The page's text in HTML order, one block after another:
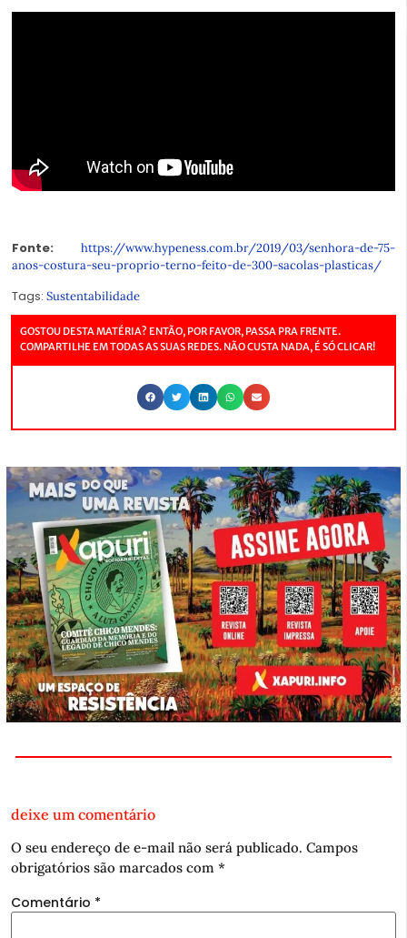
Fonte: https://www.hypeness.com.br/2019/03/senhora-de-75-
anos-costura-seu-proprio-terno-feito-de-300-sacolas-plasticas/
Tags: Sustentabilidade
GOSTOU DESTA MATÉRIA? ENTÃO, POR FAVOR, PASSA PRA FRENTE.
COMPARTILHE EM TODAS AS SUAS REDES. NÃO CUSTA NADA, É SÓ CLICAR!
deixe um comentário
O seu endereço de e-mail não será publicado. Campos
obrigatórios são marcados com *
Comentário *